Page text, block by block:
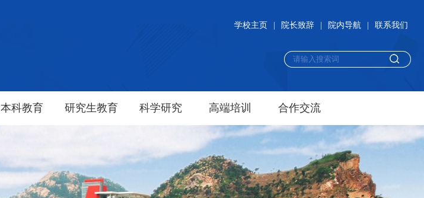
学校主页 院长致辞 院内导航 联系我们
本科教育 研究生教育 科学研究 高端培训 合作交流